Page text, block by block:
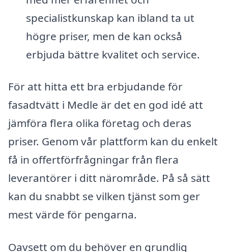
specialistkunskap kan ibland ta ut
högre priser, men de kan också
erbjuda bättre kvalitet och service.
För att hitta ett bra erbjudande för
fasadtvätt i Medle är det en god idé att
jämföra flera olika företag och deras
priser. Genom vår plattform kan du enkelt
få in offertförfrågningar från flera
leverantörer i ditt närområde. På så sätt
kan du snabbt se vilken tjänst som ger
mest värde för pengarna.
Oavsett om du behöver en grundlig